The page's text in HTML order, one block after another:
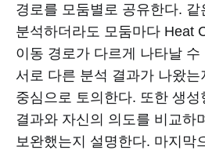
경로를 모둠별로 공유한다. 같
분석하더라도 모둠마다 Heat
이동 경로가 다르게 나타날
서로 다른 분석 결과가 나왔
중심으로 토의한다. 또한 생
결과와 자신의 의도를 비교하
보완했는지 설명한다. 마지막